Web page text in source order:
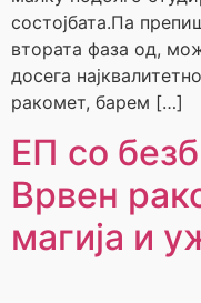
состојбата.Па
втората фаза од,
досега
ракомет, барем […]
ЕП со
Врвен
магија и